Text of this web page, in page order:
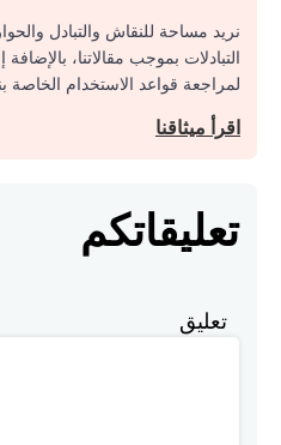
نريد مساحة للنقاش والتبادل
التبادلات بموجب مقالاتنا،
لمراجعة قواعد الاستخدام الخاصة
اقرأ ميثاقنا
تعليقاتكم
تعليق